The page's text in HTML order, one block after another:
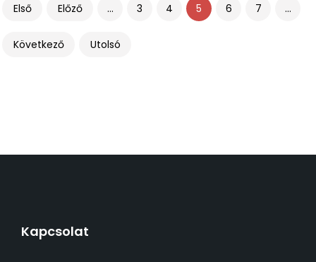
Első Előző ... 3 4 5 6 7 ...
Következő Utolsó
Kapcsolat